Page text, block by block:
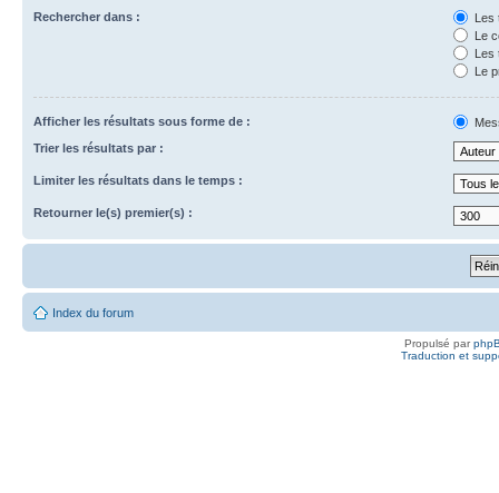
Rechercher dans :
Les
Le
Les
Le
Afficher les résultats sous forme de :
Trier les résultats par :
Limiter les résultats dans le temps :
Retourner le(s) premier(s) :
Index du forum
Propulsé par
Traduction et